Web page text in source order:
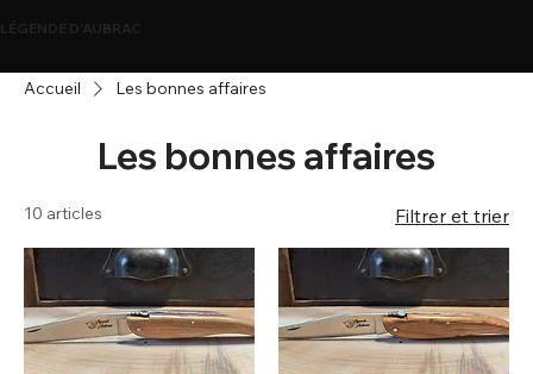
LÉGENDE D'AUBRAC
Accueil Les bonnes affaires
Les bonnes affaires
10 articles Filtrer et trier